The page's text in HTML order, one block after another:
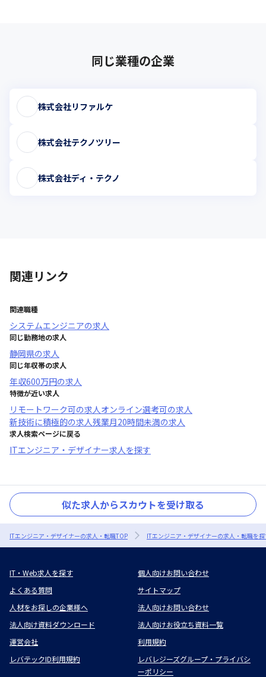
同じ業種の企業
株式会社リファルケ
株式会社テクノツリー
株式会社ディ・テクノ
関連リンク
関連職種
システムエンジニアの求人
同じ勤務地の求人
静岡県の求人
同じ年収帯の求人
年収600万円の求人
特徴が近い求人
リモートワーク可の求人オンライン選考可の求人
新技術に積極的の求人残業月20時間未満の求人
求人検索ページに戻る
ITエンジニア・デザイナー求人を探す
似た求人からスカウトを受け取る
ITエンジニア・デザイナーの求人・転職TOP ITエンジニア・デザイナーの求人・転職を
IT・Web求人を探す
個人向けお問い合わせ
よくある質問
サイトマップ
人材をお探しの企業様へ
法人向けお問い合わせ
法人向け資料ダウンロード
法人向けお役立ち資料一覧
運営会社
利用規約
レバテックID利用規約
レバレジーズグループ・プライバシ
ーポリシー